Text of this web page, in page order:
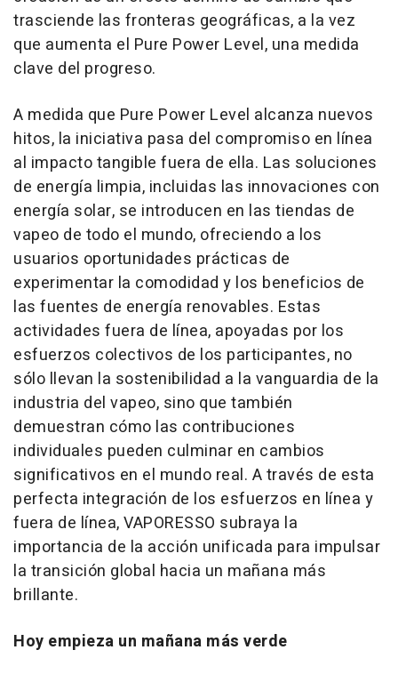
trasciende las fronteras geográficas, a la vez
que aumenta el Pure Power Level, una medida
clave del progreso.
A medida que Pure Power Level alcanza nuevos
hitos, la iniciativa pasa del compromiso en línea
al impacto tangible fuera de ella. Las soluciones
de energía limpia, incluidas las innovaciones con
energía solar, se introducen en las tiendas de
vapeo de todo el mundo, ofreciendo a los
usuarios oportunidades prácticas de
experimentar la comodidad y los beneficios de
las fuentes de energía renovables. Estas
actividades fuera de línea, apoyadas por los
esfuerzos colectivos de los participantes, no
sólo llevan la sostenibilidad a la vanguardia de la
industria del vapeo, sino que también
demuestran cómo las contribuciones
individuales pueden culminar en cambios
significativos en el mundo real. A través de esta
perfecta integración de los esfuerzos en línea y
fuera de línea, VAPORESSO subraya la
importancia de la acción unificada para impulsar
la transición global hacia un mañana más
brillante.
Hoy empieza un mañana más verde